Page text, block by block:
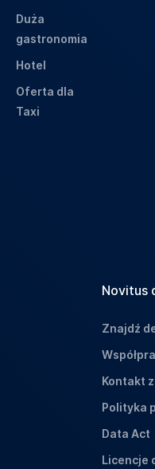
Duża
gastronomia
Hotel
Oferta dla
Taxi
Novitus
Znajdź
Kontakt
Polityka
Data Act
Licencje